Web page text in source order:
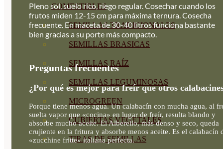
COMESTIBLES
SEMILLAS TRADICIONALES
SEMILLAS BRASICAS
SEMILLAS RAÍZ
SEMILLAS LEGUMINOSAS
MICROGREEN
CUBIERTAS VEGETALES
TIRAS DE SEMILLAS
Pleno sol, suelo rico, riego regular. Cosechar cuando los
frutos miden 12-15 cm para máxima ternura. Cosecha
frecuente. En maceta de 30-40 litros funciona bastante
bien gracias a su porte más compacto.
Preguntas frecuentes
¿Por qué es mejor para freír que otros
Porque tiene menos agua. Un calabacín con mucha agua, al
suelta vapor que «cocina» en lugar de freír, resulta blando y
absorbe mucho aceite. El Alberello, más denso y seco, queda
crujiente en la fritura y absorbe menos aceite. Es el calabacín
«zucchine fritte» italiana perfecta.